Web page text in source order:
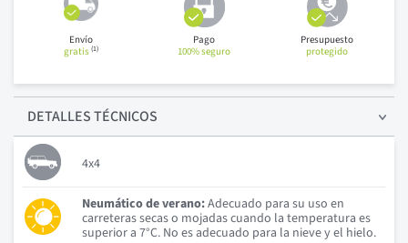
Envío
gratis(1)
Pago
100% seguro
Presupuesto
protegido
DETALLESTÉCNICOS
4x4
Neumático de verano:Adecuado para su uso en
carreteras secas o mojadas cuando la temperatura es
superior a 7°C. No es adecuado para la nieve y el hielo.